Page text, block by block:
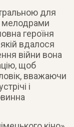
для
мелодрами
героїня
вдалося
війни вона
щоб
вважаючи
і